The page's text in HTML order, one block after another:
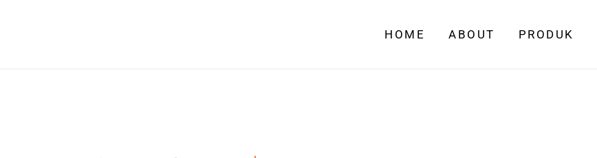
HOME ABOUT PRODUK